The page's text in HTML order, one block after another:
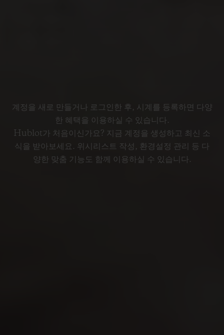
계정을 새로 만들거나 로그인한 후, 시계를 등록하면 다양
한 혜택을 이용하실 수 있습니다.
Hublot가 처음이신가요? 지금 계정을 생성하고 최신 소
식을 받아보세요. 위시리스트 작성, 환경설정 관리 등 다
양한 맞춤 기능도 함께 이용하실 수 있습니다.